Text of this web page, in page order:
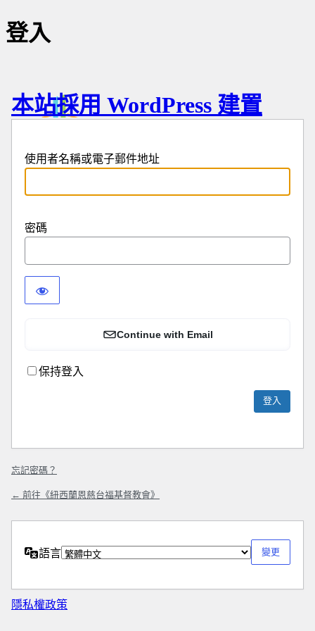
登入
本站採用 WordPress 建置
使用者名稱或電子郵件地址
密碼
Continue with Email
保持登入
忘記密碼？
← 前往《紐西蘭恩慈台福基督教會》
語言
隱私權政策